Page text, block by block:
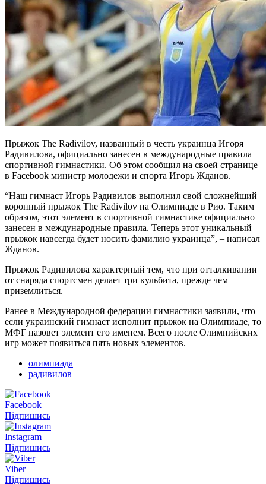
Прыжок The Radivilov, названный в честь украинца Игоря
Радивилова, официально занесен в международные правила
спортивной гимнастики. Об этом сообщил на своей странице
в Facebook министр молодежи и спорта Игорь Жданов.
“Наш гимнаст Игорь Радивилов выполнил свой сложнейший
коронный прыжок The Radivilov на Олимпиаде в Рио. Таким
образом, этот элемент в спортивной гимнастике официально
занесен в международные правила. Теперь этот уникальный
прыжок навсегда будет носить фамилию украинца”, – написал
Жданов.
Прыжок Радивилова характерный тем, что при отталкивании
от снаряда спортсмен делает три кульбита, прежде чем
приземлиться.
Ранее в Международной федерации гимнастики заявили, что
если украинский гимнаст исполнит прыжок на Олимпиаде, то
МФГ назовет элемент его именем. Всего после Олимпийских
игр может появиться пять новых элементов.
олимпиада
радивилов
Facebook
Підпишись
Instagram
Підпишись
Viber
Підпишись